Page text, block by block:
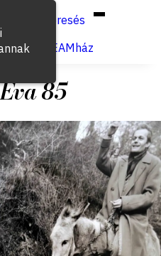
Keresés
VígSTREAMház
85
21.